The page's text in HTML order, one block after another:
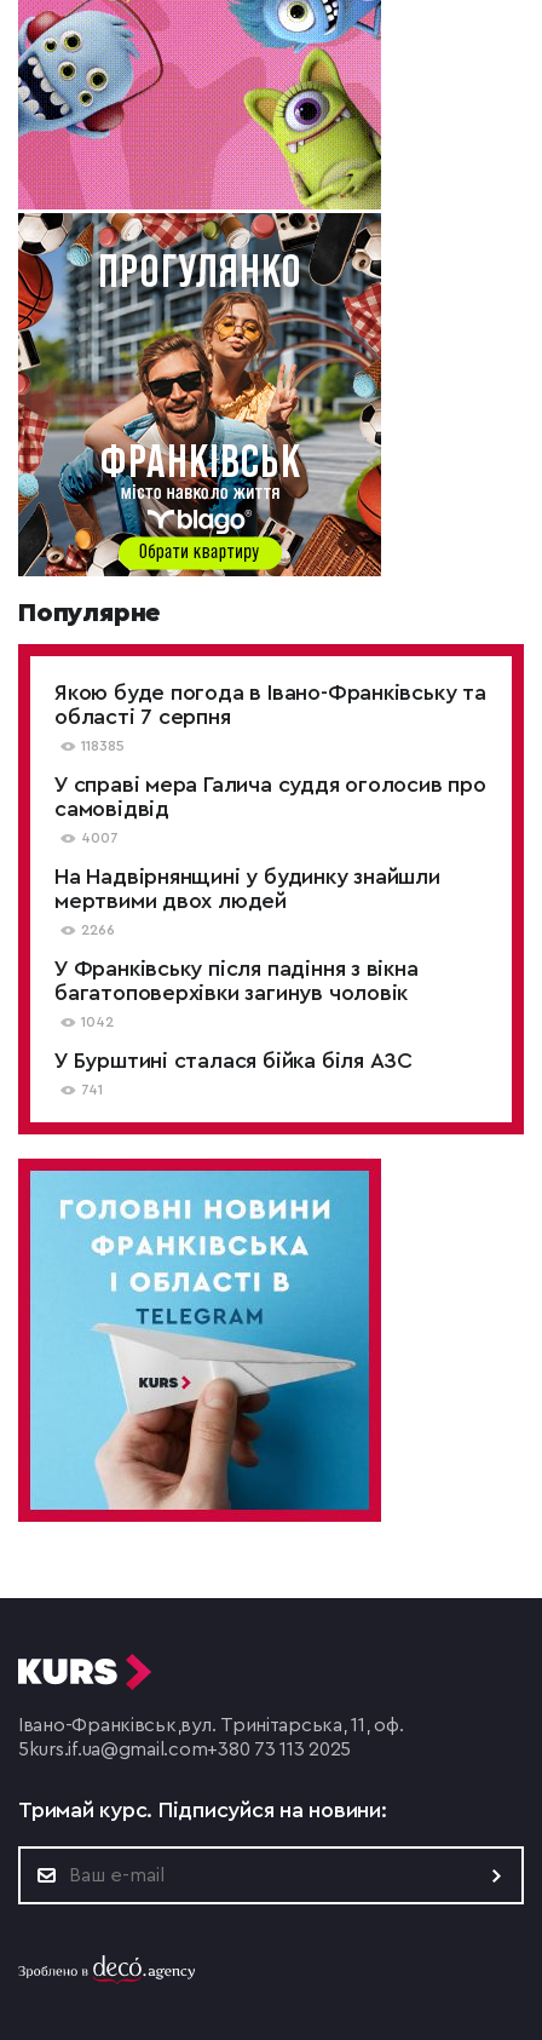
Популярне
Якою буде погода в Івано-Франківську та
області 7 серпня
118385
У справі мера Галича суддя оголосив про
самовідвід
4007
На Надвірнянщині у будинку знайшли
мертвими двох людей
2266
У Франківську після падіння з вікна
багатоповерхівки загинув чоловік
1042
У Бурштині сталася бійка біля АЗС
741
Івано-Франківськ, вул. Тринітарська, 11, оф.
5 kurs.if.ua@gmail.com+380 73 113 2025
Тримай курс. Підписуйся на новини: